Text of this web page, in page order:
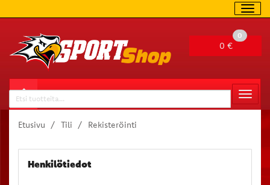
0 €
0
Haku
Valitse sivu
Etusivu Tili Rekisteröinti
Henkilötiedot